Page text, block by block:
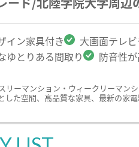
イン家具付き 大画面テレ
ゆとりある間取り
防音性
リーマンション・ウィークリーマ
た空間、高品質な家具、最新の家